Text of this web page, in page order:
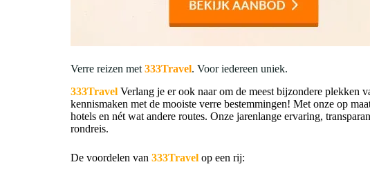
Verre reizen met 333Travel. Voor iedereen uniek.
333Travel Verlang je er ook naar om de meest bijzondere plekken
kennismaken met de mooiste verre bestemmingen! Met onze op
hotels en nét wat andere routes. Onze jarenlange ervaring,
rondreis.
De voordelen van 333Travel op een rij: